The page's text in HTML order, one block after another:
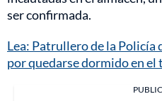
ser confirmada.
Lea: Patrullero de la Policía
por quedarse dormido en el